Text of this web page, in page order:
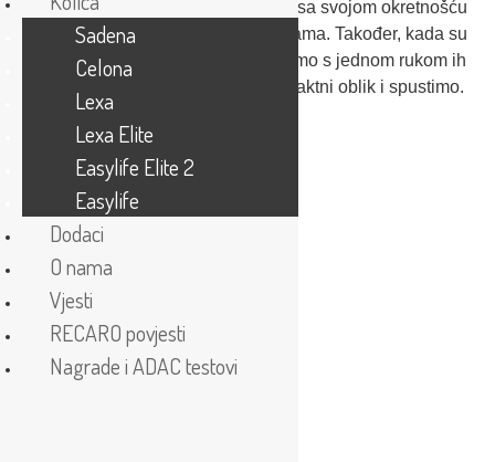
cm širine, Sadena će vas oduševiti sa svojom okretnošću
i prilagodljivosti na urbanim lokacijama. Također, kada su
složena, postanu nepobjediva – samo s jednom rukom ih
jednostavno složimo u manji, kompaktni oblik i spustimo.
> Sve značajke
Sadena
Celona
Lexa
Lexa Elite
Easylife Elite 2
Easylife
Dodaci
O nama
Vjesti
RECARO povjesti
Nagrade i ADAC testovi